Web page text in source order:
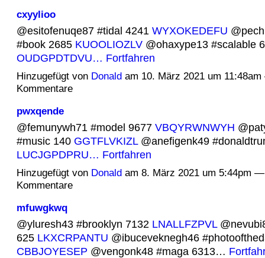
cxyylioo
@esitofenuqe87 #tidal 4241 WYXOKEDEFU
#book 2685 KUOOLIOZLV@ohaxype13 #scalable
OUDGPDTDVU… Fortfahren
Hinzugefügt von Donald am 10. März 2021 um
Kommentare
pwxqende
@femunywh71 #model 9677 VBQYRWNWYH
#music 140 GGTFLVKIZL@anefigenk49
LUCJGPDPRU… Fortfahren
Hinzugefügt von Donald am 8. März 2021 um 5:44pm
Kommentare
mfuwgkwq
@yluresh43 #brooklyn 7132 LNALLFZPVL
625 LKXCRPANTU @ibuceveknegh46
CBBJOYESEP @vengonk48 #maga 6313…